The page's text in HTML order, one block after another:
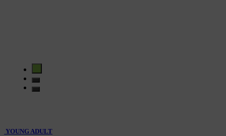
YOUNG ADULT